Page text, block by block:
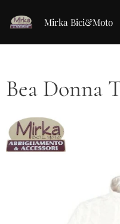
Mirka Bici&Moto
Bea Donna